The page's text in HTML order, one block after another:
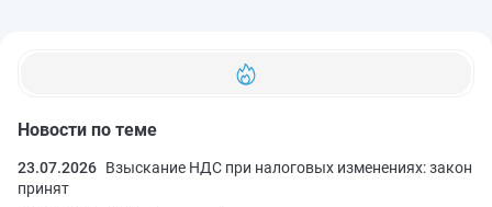
Новости по теме
23.07.2026 Взыскание НДС при налоговых изменениях: закон
принят